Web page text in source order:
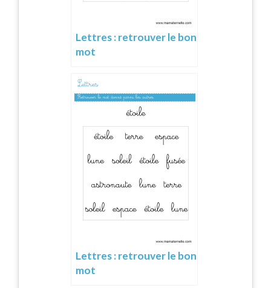
Lettres : retrouver le bon
mot
Lettres : retrouver le bon
mot